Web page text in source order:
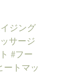
ジング
サージ
#フー
ートマッ